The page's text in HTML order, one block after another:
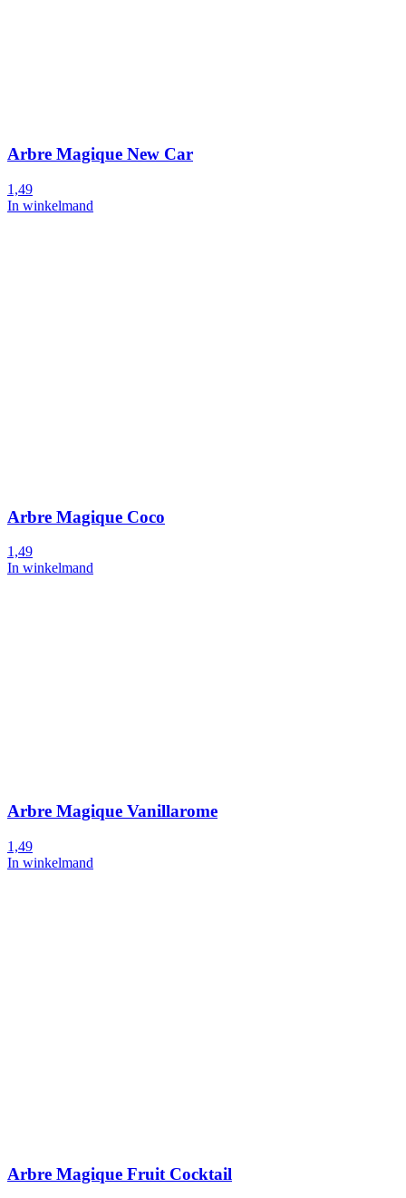
Arbre Magique New Car
1,49
In winkelmand
Arbre Magique Coco
1,49
In winkelmand
Arbre Magique Vanillarome
1,49
In winkelmand
Arbre Magique Fruit Cocktail